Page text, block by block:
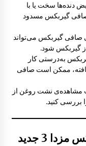
دنده‌ها سخت یا با
گیربکس مسدود
صافی گیربکس می‌تواند
گیربکس شود.
به‌درستی کار
ممکن است صافی
نشت روغن از
بررسی کنید.
3 جدید